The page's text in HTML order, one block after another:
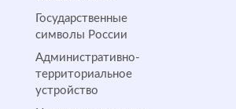
Государственные
символы России
Административно-
территориальное
устройство